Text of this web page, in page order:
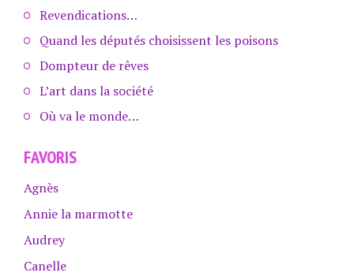
Revendications…
Quand les députés choisissent les poisons
Dompteur de rêves
L’art dans la société
Où va le monde…
FAVORIS
Agnès
Annie la marmotte
Audrey
Canelle